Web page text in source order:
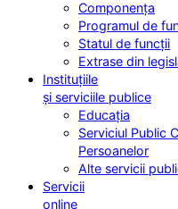
Componența
Programul de
Statul de funcții
Extrase din
Instituțiile
și serviciile publice
Educația
Serviciul Public
Persoanelor
Alte servicii
Servicii
online